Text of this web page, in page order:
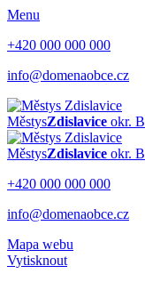
Menu
+420 000 000 000
info@domenaobce.cz
MěstysZdislavice okr.
MěstysZdislavice okr.
+420 000 000 000
info@domenaobce.cz
Mapa webu
Vytisknout